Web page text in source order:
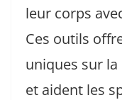
leur corps
Ces outils
uniques sur
et aident les